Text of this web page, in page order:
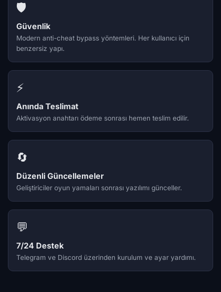
🛡️
Güvenlik
Modern anti-cheat bypass yöntemleri. Her kullanıcı için
benzersiz yapı.
⚡
Anında Teslimat
Aktivasyon anahtarı ödeme sonrası hemen teslim edilir.
🔄
Düzenli Güncellemeler
Geliştiriciler oyun yamaları sonrası yazılımı günceller.
💬
7/24 Destek
Telegram ve Discord üzerinden kurulum ve ayar yardımı.